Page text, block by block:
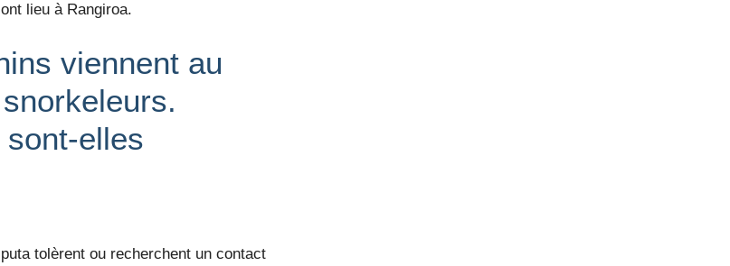
lieu à Rangiroa.
viennent au
elles
tolèrent ou recherchent un contact